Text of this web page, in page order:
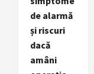
de alarmă
și riscuri
dacă
amâni